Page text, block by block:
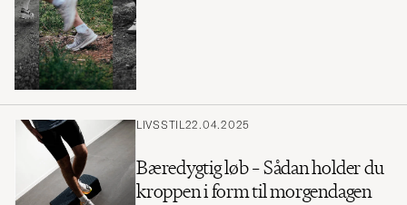
LIVSSTIL22.04.2025
Bæredygtig løb – Sådan holder du
kroppen i form til morgendagen